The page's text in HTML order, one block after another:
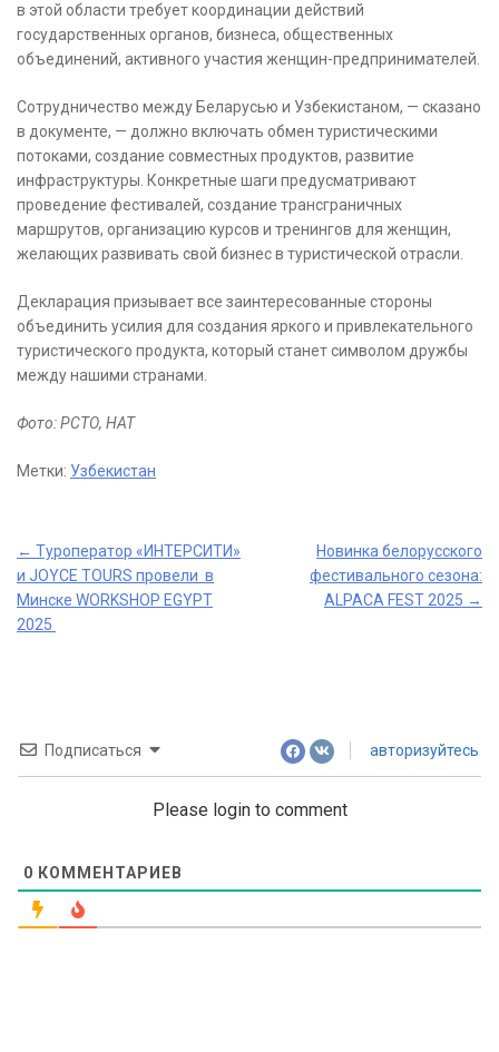
в этой области требует координации действий
государственных органов, бизнеса, общественных
объединений, активного участия женщин-предпринимателей.
Сотрудничество между Беларусью и Узбекистаном, — сказано
в документе, — должно включать обмен туристическими
потоками, создание совместных продуктов, развитие
инфраструктуры. Конкретные шаги предусматривают
проведение фестивалей, создание трансграничных
маршрутов, организацию курсов и тренингов для женщин,
желающих развивать свой бизнес в туристической отрасли.
Декларация призывает все заинтересованные стороны
объединить усилия для создания яркого и привлекательного
туристического продукта, который станет символом дружбы
между нашими странами.
Фото: РСТО, НАТ
Метки: Узбекистан
Post
navigation
← Туроператор «ИНТЕРСИТИ»
и JOYCE TOURS провели в
Минске WORKSHOP EGYPT
2025
Новинка белорусского
фестивального сезона:
ALPACA FEST 2025 →
Подписаться авторизуйтесь
Please login to comment
0 КОММЕНТАРИЕВ